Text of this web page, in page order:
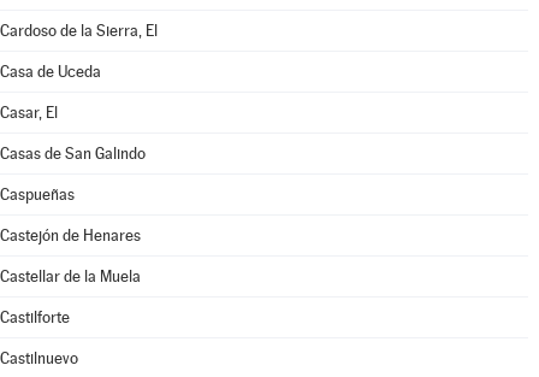
Cardoso de la Sierra, El
Casa de Uceda
Casar, El
Casas de San Galindo
Caspueñas
Castejón de Henares
Castellar de la Muela
Castilforte
Castilnuevo